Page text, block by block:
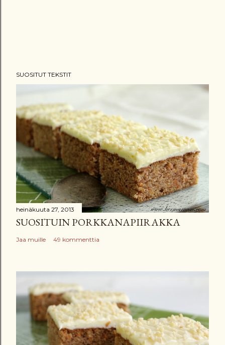
SUOSITUT TEKSTIT
heinäkuuta 27, 2013
SUOSITUIN PORKKANAPIIRAKKA
Jaa muille 49 kommenttia